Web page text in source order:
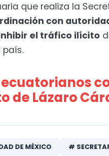
que realiza la
con
el tráfico ilícito
país.
de Lázaro
DE MÉXICO
#